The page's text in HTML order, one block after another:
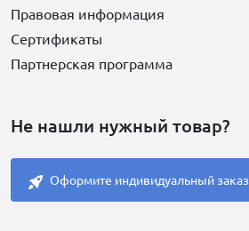
Правовая информация
Сертификаты
Партнерская программа
Не нашли нужный товар?
Оформите индивидуальный заказ